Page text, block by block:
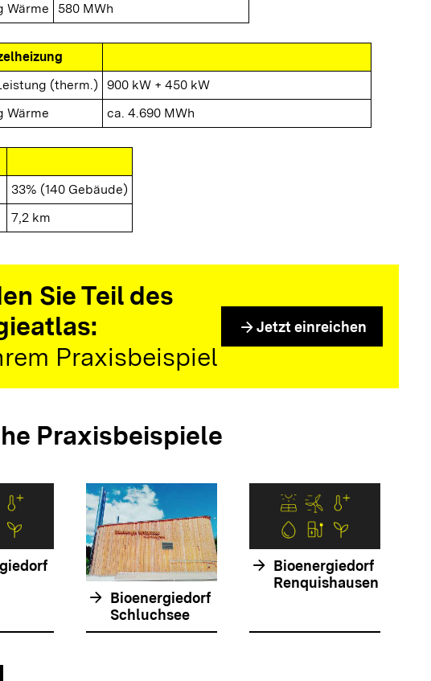
Wärme
580 MWh
(therm.)
900 kW + 450 kW
Wärme
ca. 4.690 MWh
33% (140 Gebäude)
7,2 km
Sie Teil des
Praxisbeispiel
arrow_forward Jetzt einreichen
Praxisbeispiele
arrow_forward Bioenergiedorf
Schluchsee
arrow_forward Bioenergiedorf
Renquishausen